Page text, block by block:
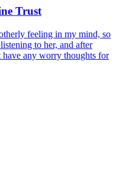
Trust
feeling in my mind, so
to her, and after
any worry thoughts for